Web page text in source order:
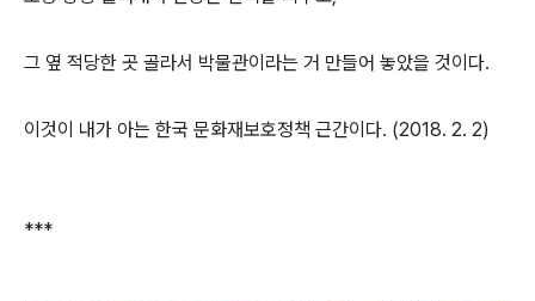
그 옆 적당한 곳 골라서 박물관이라는 거 만들어 놓았을 것이다.
이것이 내가 아는 한국 문화재보호정책 근간이다. (2018. 2. 2)
***